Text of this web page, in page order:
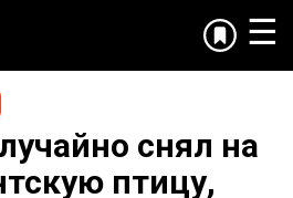
☰
снял на
птицу,